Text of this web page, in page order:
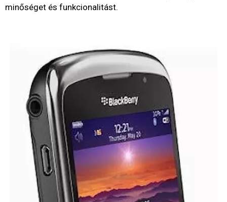
minőséget és funkcionalitást.